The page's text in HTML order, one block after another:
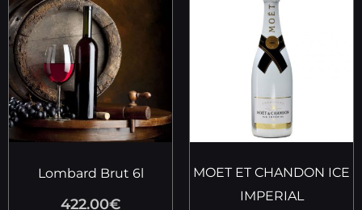
Lombard Brut 6l
422.00€
MOET ET CHANDON ICE
IMPERIAL